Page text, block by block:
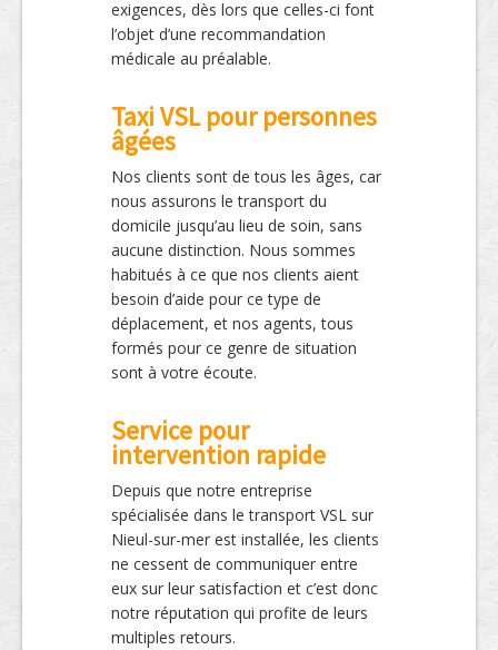
exigences, dès lors que celles-ci font
l’objet d’une recommandation
médicale au préalable.
Taxi VSL pour personnes
âgées
Nos clients sont de tous les âges, car
nous assurons le transport du
domicile jusqu’au lieu de soin, sans
aucune distinction. Nous sommes
habitués à ce que nos clients aient
besoin d’aide pour ce type de
déplacement, et nos agents, tous
formés pour ce genre de situation
sont à votre écoute.
Service pour
intervention rapide
Depuis que notre entreprise
spécialisée dans le transport VSL sur
Nieul-sur-mer est installée, les clients
ne cessent de communiquer entre
eux sur leur satisfaction et c’est donc
notre réputation qui profite de leurs
multiples retours.